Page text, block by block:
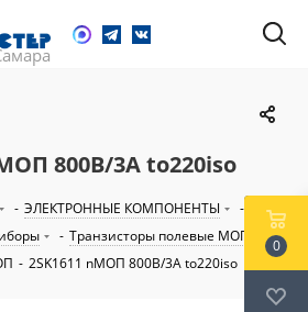
800В/3А to220iso
- ЭЛЕКТРОННЫЕ КОМПОНЕНТЫ
-
- Транзисторы полевые МОП
-
- 2SK1611 nМОП 800В/3А to220iso
0